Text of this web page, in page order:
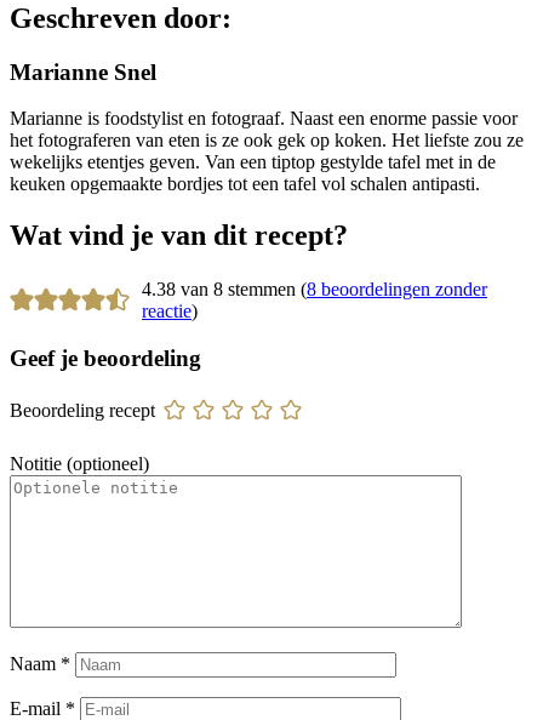
Geschreven door:
Marianne Snel
Marianne is foodstylist en fotograaf. Naast een enorme passie voor
het fotograferen van eten is ze ook gek op koken. Het liefste zou ze
wekelijks etentjes geven. Van een tiptop gestylde tafel met in de
keuken opgemaakte bordjes tot een tafel vol schalen antipasti.
Wat vind je van dit recept?
4.38 van 8 stemmen (8 beoordelingen zonder
reactie)
Geef je beoordeling
Beoordeling recept
Notitie (optioneel)
Naam *
E-mail *